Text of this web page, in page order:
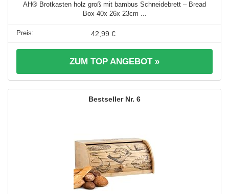
AH® Brotkasten holz groß mit bambus Schneidebrett – Bread
Box 40x 26x 23cm ...
42,99 €
ZUM TOP ANGEBOT »
6